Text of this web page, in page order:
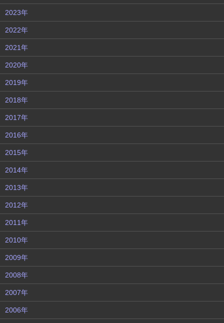
2023年
2022年
2021年
2020年
2019年
2018年
2017年
2016年
2015年
2014年
2013年
2012年
2011年
2010年
2009年
2008年
2007年
2006年